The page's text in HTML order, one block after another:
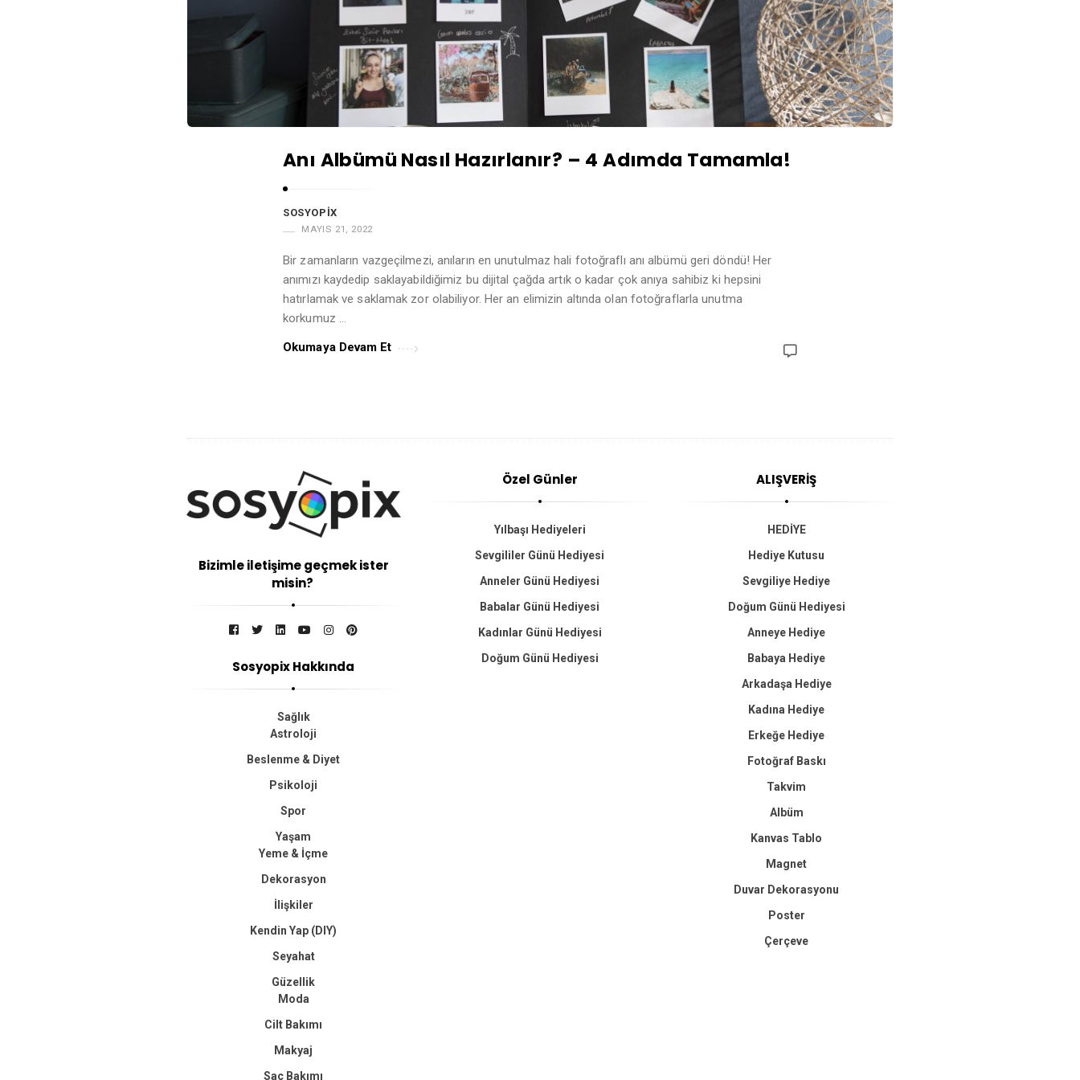
r
e
Anı Albümü Nasıl Hazırlanır? – 4 Adımda Tamamla!
SOSYOPIX
MAYIS 21, 2022
Bir zamanların vazgeçilmezi, anıların en unutulmaz hali fotoğraflı anı albümü geri döndü! Her
anımızı kaydedip saklayabildiğimiz bu dijital çağda artık o kadar çok anıya sahibiz ki hepsini
hatırlamak ve saklamak zor olabiliyor. Her an elimizin altında olan fotoğraflarla unutma
korkumuz …
Okumaya Devam Et
Bizimle iletişime geçmek ister
misin?
Sosyopix Hakkında
Sağlık
Astroloji
Beslenme & Diyet
Psikoloji
Spor
Yaşam
Yeme & İçme
Dekorasyon
İlişkiler
Kendin Yap (DIY)
Seyahat
Güzellik
Moda
Cilt Bakımı
Makyaj
Saç Bakımı
Özel Günler
Yılbaşı Hediyeleri
Sevgililer Günü Hediyesi
Anneler Günü Hediyesi
Babalar Günü Hediyesi
Kadınlar Günü Hediyesi
Doğum Günü Hediyesi
ALIŞVERİŞ
HEDİYE
Hediye Kutusu
Sevgiliye Hediye
Doğum Günü Hediyesi
Anneye Hediye
Babaya Hediye
Arkadaşa Hediye
Kadına Hediye
Erkeğe Hediye
Fotoğraf Baskı
Takvim
Albüm
Kanvas Tablo
Magnet
Duvar Dekorasyonu
Poster
Çerçeve